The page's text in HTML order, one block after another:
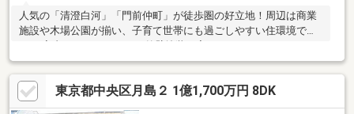
人気の「清澄白河」「門前仲町」が徒歩圏の好立地！周辺は商業
施設や木場公園が揃い、子育て世帯にも過ごしやすい住環境で
イレ等の水回り新品交換をはじめ、クロス・フローリング張替な
ど新築感覚で新生活をスタートできます。 15.7帖のゆったりLDK
に3LDKの使いやすい間取り、さらに大事な愛車を格納できる駐車
場（車庫）も完備。小・中学校やドラッグストア、コンビニも徒
東京都中央区月島２ 1億1,700万円 8DK